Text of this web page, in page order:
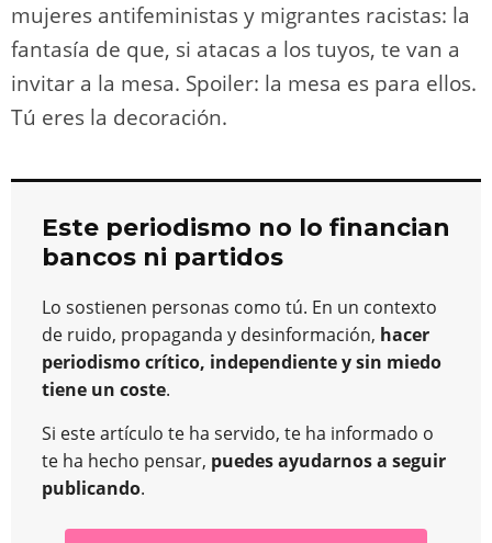
mujeres antifeministas y migrantes racistas: la
fantasía de que, si atacas a los tuyos, te van a
invitar a la mesa. Spoiler: la mesa es para ellos.
Tú eres la decoración.
Este periodismo no lo financian
bancos ni partidos
Lo sostienen personas como tú. En un contexto
de ruido, propaganda y desinformación, hacer
periodismo crítico, independiente y sin miedo
tiene un coste.
Si este artículo te ha servido, te ha informado o
te ha hecho pensar, puedes ayudarnos a seguir
publicando.